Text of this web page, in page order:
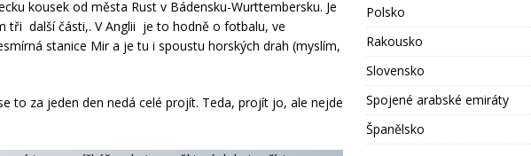
kousek od města Rust v Bádensku-Wurttembersku. Je
tři další části,. V Anglii je to hodně o fotbalu, ve
stanice Mir a je tu i spoustu horských drah (myslím,
to za jeden den nedá celé projít. Teda, projít jo, ale nejde
Polsko
Rakousko
Slovensko
Spojené arabské emiráty
Španělsko